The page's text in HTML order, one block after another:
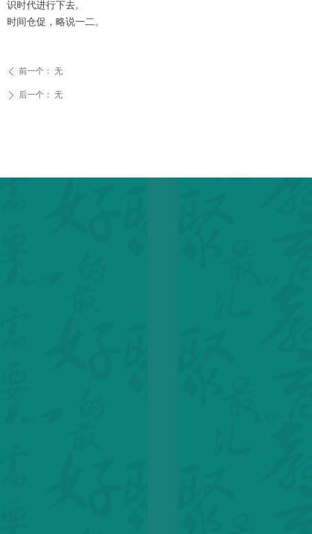
识时代进行下去。
时间仓促，略说一二。
ꄴ 前一个： 无
ꄲ 后一个： 无